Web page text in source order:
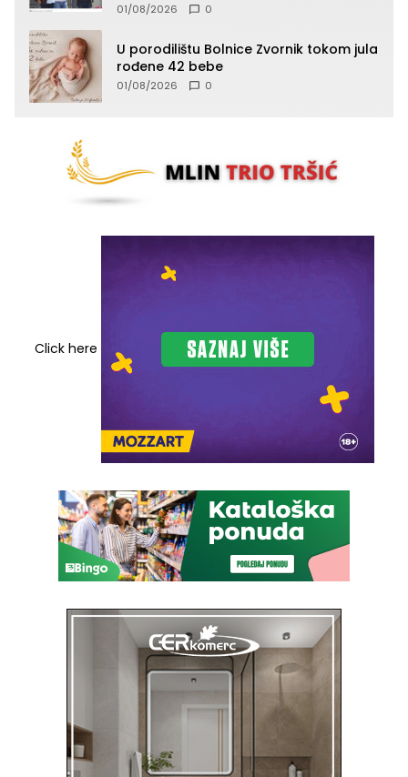
Vlaseničke brigade
01/08/2026 0
U porodilištu Bolnice Zvornik tokom jula
rođene 42 bebe
01/08/2026 0
Click here